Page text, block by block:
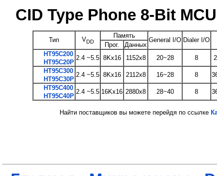
CID Type Phone 8-Bit MCU
Тип VDD
Память
General I/O Dialer I/O
Прог.
Данных
HT95C200
HT95C20P
2.4 ~5.5 8Kx16 1152x8 20~28 8
HT95C300
HT95C30P
2.4 ~5.5 8Kx16 2112x8 16~28 8
HT95C400
HT95C40P
2.4 ~5.5 16Kx16 2880x8 28~40 8
Найти поставщиков вы можете перейдя по ссылке